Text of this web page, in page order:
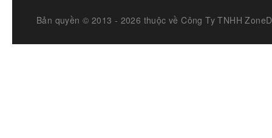
Bản quyền © 2013 - 2026 thuộc về Công Ty TNHH